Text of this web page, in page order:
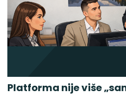
Platforma nije više